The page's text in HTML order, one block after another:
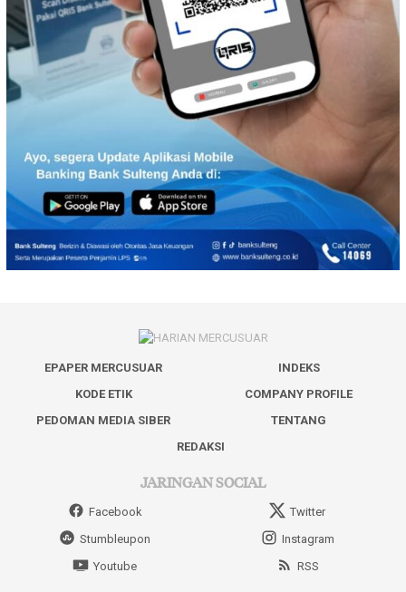
EPAPER MERCUSUAR
INDEKS
KODE ETIK
COMPANY PROFILE
PEDOMAN MEDIA SIBER
TENTANG
REDAKSI
JARINGAN SOCIAL
Facebook
Twitter
Stumbleupon
Instagram
Youtube
RSS